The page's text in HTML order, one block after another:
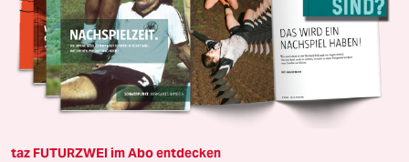
taz FUTURZWEI im Abo entdecken